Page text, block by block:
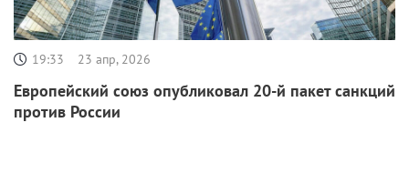
19:33 23 апр, 2026
Европейский союз опубликовал 20-й пакет санкций
против России